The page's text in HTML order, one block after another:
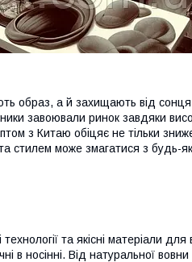
образ, а й захищають від
завоювали ринок завдяки
з Китаю обіцяє не тільки
стилем може змагатися з будь-
та якісні матеріали
в носінні. Від натуральної